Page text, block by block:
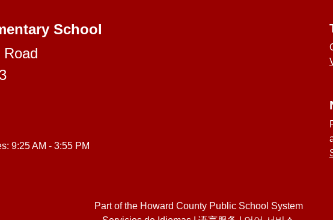
School
9:25 AM - 3:55 PM
Part of the Howard County Public School System